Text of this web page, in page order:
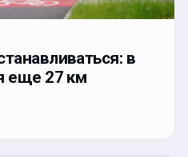
в
еще 27 км